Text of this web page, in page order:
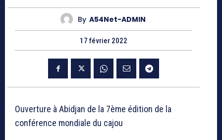
By A54Net-ADMIN
17 février 2022
Ouverture à Abidjan de la 7ème édition de la
conférence mondiale du cajou